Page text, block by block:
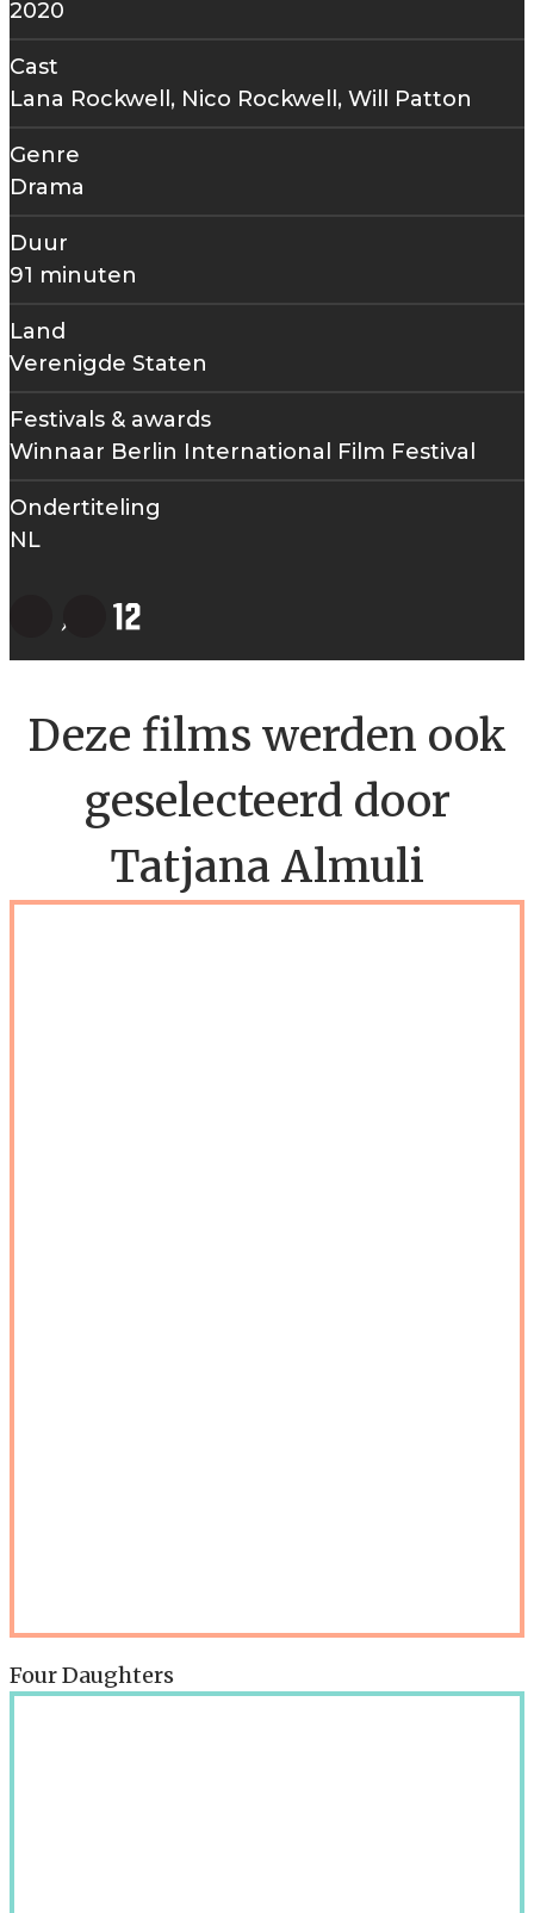
2020
Cast
Lana Rockwell, Nico Rockwell, Will Patton
Genre
Drama
Duur
91 minuten
Land
Verenigde Staten
Festivals & awards
Winnaar Berlin International Film Festival
Ondertiteling
NL
Deze films werden ook
geselecteerd door
Tatjana Almuli
Four Daughters